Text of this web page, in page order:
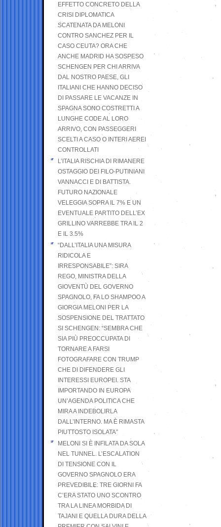
EFFETTO CONCRETO DELLA
CRISI DIPLOMATICA
SCATENATA DA MELONI
CONTRO SANCHEZ PER IL
CASO CEUTA? ORA CHE
ANCHE MADRID HA SOSPESO
SCHENGEN PER CHI ARRIVA
DAL NOSTRO PAESE, GLI
ITALIANI CHE HANNO DECISO
DI PASSARE LE VACANZE IN
SPAGNA SONO COSTRETTI A
LUNGHE CODE AL LORO
ARRIVO, CON PASSEGGERI
SCELTI A CASO O INTERI AEREI
CONTROLLATI
L’ITALIA RISCHIA DI RIMANERE
OSTAGGIO DEI FILO-PUTINIANI
VANNACCI E DI BATTISTA.
FUTURO NAZIONALE
VELEGGIA SOPRA IL 7% E UN
EVENTUALE PARTITO DELL’EX
GRILLINO VARREBBE TRA IL 2
E IL 3.5%
“DALL’ITALIA UNA MISURA
RIDICOLA E
IRRESPONSABILE”: SIRA
REGO, MINISTRA DELLA
GIOVENTÙ DEL GOVERNO
SPAGNOLO, FA LO SHAMPOO A
GIORGIA MELONI PER LA
SOSPENSIONE DEL TRATTATO
SI SCHENGEN: “SEMBRA CHE
SIA PIÙ PREOCCUPATA DI
TORNARE A FARSI
FOTOGRAFARE CON TRUMP
CHE DI DIFENDERE GLI
INTERESSI EUROPEI. STA
IMPORTANDO IN EUROPA
UN’AGENDA POLITICA CHE
MIRA A INDEBOLIRLA
DALL’INTERNO. MA È RIMASTA
PIUTTOSTO ISOLATA”
MELONI SI È INFILATA DA SOLA
NEL TUNNEL. L’ESCALATION
DI TENSIONE CON IL
GOVERNO SPAGNOLO ERA
PREVEDIBILE: TRE GIORNI FA
C’ERA STATO UNO SCONTRO
TRA LA LINEA MORBIDA DI
TAJANI E QUELLA DURA DELLA